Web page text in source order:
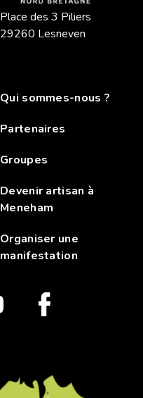
Place des 3 Piliers
29260 Lesneven
Qui sommes-nous ?
Partenaires
Groupes
Devenir artisan à
Meneham
Organiser une
manifestation